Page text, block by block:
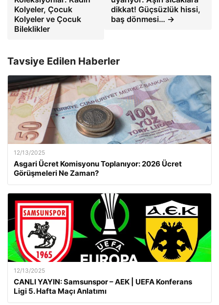
Kolyeler, Çocuk
Kolyeler ve Çocuk
Bileklikler
dikkat! Güçsüzlük hissi,
baş dönmesi… →
Tavsiye Edilen Haberler
12/13/2025
Asgari Ücret Komisyonu Toplanıyor: 2026 Ücret
Görüşmeleri Ne Zaman?
12/13/2025
CANLI YAYIN: Samsunspor – AEK | UEFA Konferans
Ligi 5. Hafta Maçı Anlatımı